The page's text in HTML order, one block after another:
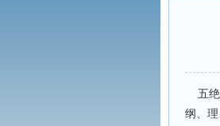
五绝
纲、